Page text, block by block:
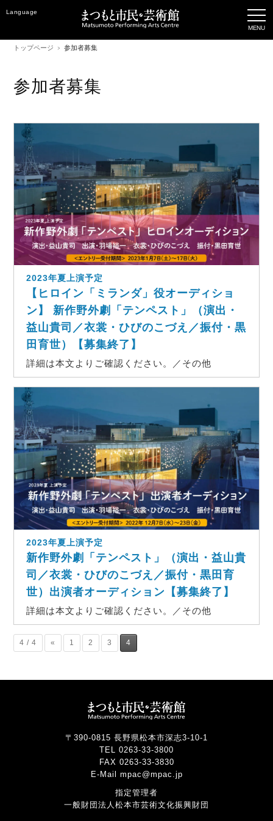
Language
トップページ 参加者募集
参加者募集
2023年夏上演予定
【ヒロイン「ミランダ」役オーディショ
ン】 新作野外劇「テンペスト」（演出・
益山貴司／衣裳・ひびのこづえ／振付・黒
田育世）【募集終了】
詳細は本文よりご確認ください。／その他
2023年夏上演予定
新作野外劇「テンペスト」（演出・益山貴
司／衣裳・ひびのこづえ／振付・黒田育
世）出演者オーディション【募集終了】
詳細は本文よりご確認ください。／その他
4 / 4 « 1 2 3 4
〒390-0815 長野県松本市深志3-10-1
TEL 0263-33-3800
FAX 0263-33-3830
E-Mail mpac@mpac.jp
指定管理者
一般財団法人松本市芸術文化振興財団